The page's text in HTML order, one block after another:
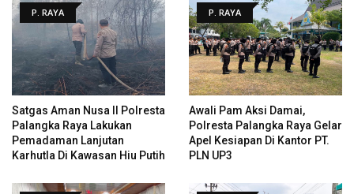
P. RAYA
Satgas Aman Nusa II Polresta
Palangka Raya Lakukan
Pemadaman Lanjutan
Karhutla Di Kawasan Hiu Putih
P. RAYA
Awali Pam Aksi Damai,
Polresta Palangka Raya Gelar
Apel Kesiapan Di Kantor PT.
PLN UP3